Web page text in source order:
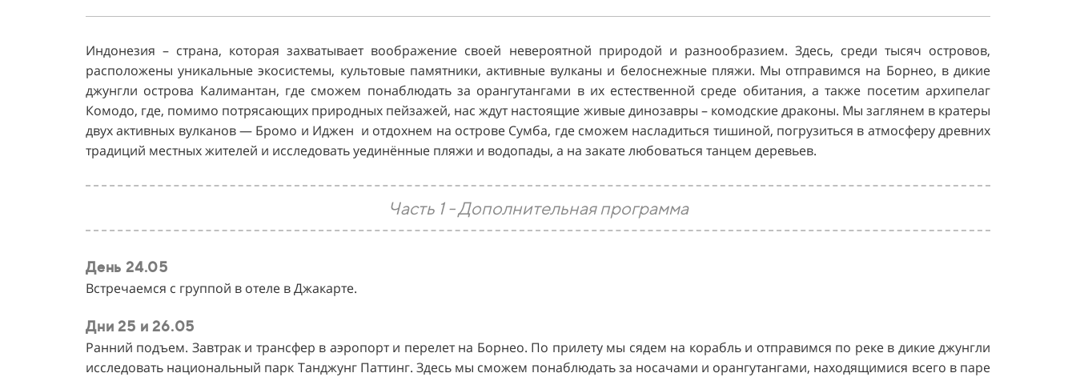
Индонезия – страна, которая захватывает воображение своей невероятной природой и разнообразием. Здесь, среди тысяч островов,
расположены уникальные экосистемы, культовые памятники, активные вулканы и белоснежные пляжи. Мы отправимся на Борнео, в дикие
джунгли острова Калимантан, где сможем понаблюдать за орангутангами в их естественной среде обитания, а также посетим архипелаг
Комодо, где, помимо потрясающих природных пейзажей, нас ждут настоящие живые динозавры – комодские драконы. Мы заглянем в кратеры
двух активных вулканов — Бромо и Иджен и отдохнем на острове Сумба, где сможем насладиться тишиной, погрузиться в атмосферу древних
традиций местных жителей и исследовать уединённые пляжи и водопады, а на закате любоваться танцем деревьев.
Часть 1 - Дополнительная программа
День 24.05
Встречаемся с группой в отеле в Джакарте.
Дни 25 и 26.05
Ранний подъем. Завтрак и трансфер в аэропорт и перелет на Борнео. По прилету мы сядем на корабль и отправимся по реке в дикие джунгли
исследовать национальный парк Танджунг Паттинг. Здесь мы сможем понаблюдать за носачами и орангутангами, находящимися всего в паре